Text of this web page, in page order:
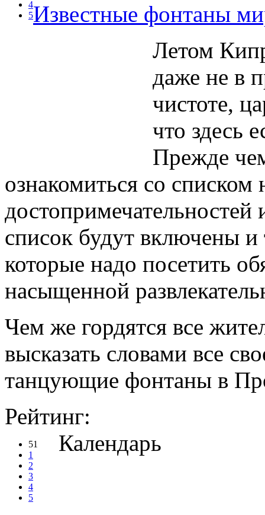
4
5Известные фонтаны
Летом
даже не в
чистоте,
что здесь
Прежде
ознакомиться со
достопримечательностей
список будут включены
которые надо посетить
насыщенной
Чем же гордятся все
высказать словами все
танцующие фонтаны в
Рейтинг:
51
1
2
3
4
5
Календарь